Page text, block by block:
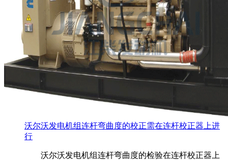
沃尔沃发电机组连杆弯曲度的校正需在连杆校正器上进
行
沃尔沃发电机组连杆弯曲度的检验在连杆校正器上